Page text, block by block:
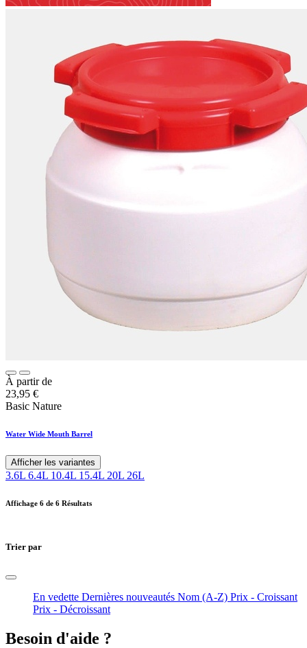
À partir de
23,95 €
Basic Nature
Water Wide Mouth Barrel
Afficher les variantes
3.6L 6.4L 10.4L 15.4L 20L 26L
Affichage 6 de 6 Résultats
Trier par
En vedette Dernières nouveautés Nom (A-Z) Prix - Croissant
Prix - Décroissant
Besoin d'aide ?